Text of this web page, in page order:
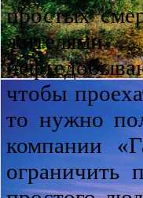
простых
чтобы
то нужно
компании
ограничить